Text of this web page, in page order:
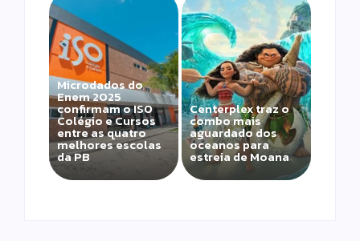
Microdados do
Enem 2025
confirmam o ISO
Colégio e Cursos
entre as quatro
melhores escolas
da PB
Centerplex traz o
combo mais
aguardado dos
oceanos para
estreia de Moana